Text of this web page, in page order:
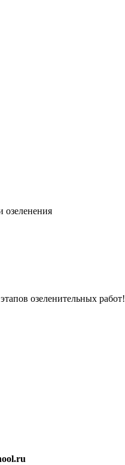
озеленения
озеленительных работ!